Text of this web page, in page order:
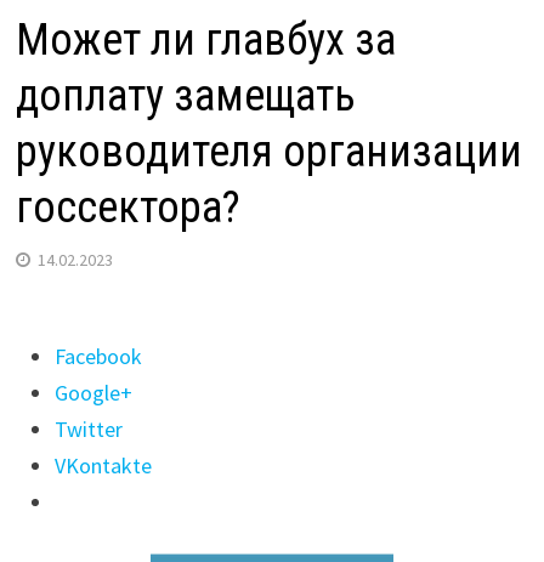
Может ли главбух за
доплату замещать
руководителя организации
госсектора?
14.02.2023
Поделиться
"Может
ли
главбух
за
Facebook
Google+
Twitter
VKontakte